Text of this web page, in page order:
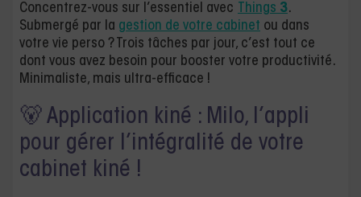
Concentrez-vous sur l’essentiel avec Things 3.
Submergé par la gestion de votre cabinet ou dans
votre vie perso ? Trois tâches par jour, c’est tout ce
dont vous avez besoin pour booster votre productivité.
Minimaliste, mais ultra-efficace !
🐻 Application kiné : Milo, l’appli
pour gérer l’intégralité de votre
cabinet kiné !